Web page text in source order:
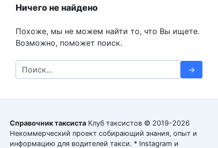
Ничего не найдено
Похоже, мы не можем найти то, что Вы ищете.
Возможно, поможет поиск.
Search
for:
Справочник таксиста Клуб таксистов © 2019-2026
Некоммерческий проект собирающий знания, опыт и
информацию для водителей такси. * Instagram и